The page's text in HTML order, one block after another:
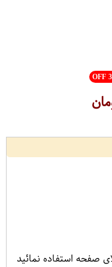
OFF
صفحه استفاده نمائید